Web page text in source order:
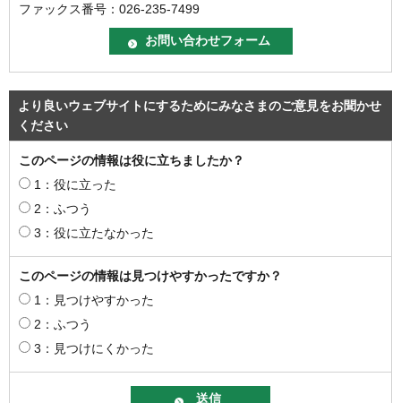
ファックス番号：026-235-7499
より良いウェブサイトにするためにみなさまのご意見をお聞かせ
ください
このページの情報は役に立ちましたか？
1：役に立った
2：ふつう
3：役に立たなかった
このページの情報は見つけやすかったですか？
1：見つけやすかった
2：ふつう
3：見つけにくかった